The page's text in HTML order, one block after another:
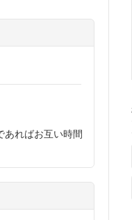
あればお互い時間